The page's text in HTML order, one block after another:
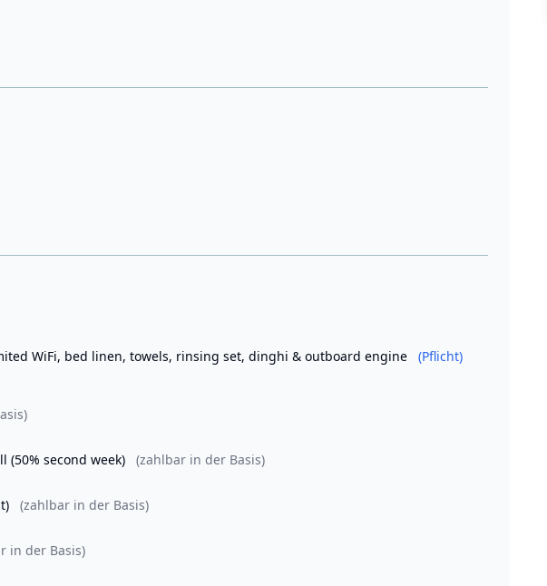
WiFi, bed linen, towels, rinsing set, dinghi & outboard engine (Pflicht)
(50% second week)
(zahlbar in der Basis)
(zahlbar in der Basis)
in der Basis)